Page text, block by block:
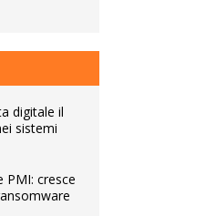
digitale il
sistemi
PMI: cresce